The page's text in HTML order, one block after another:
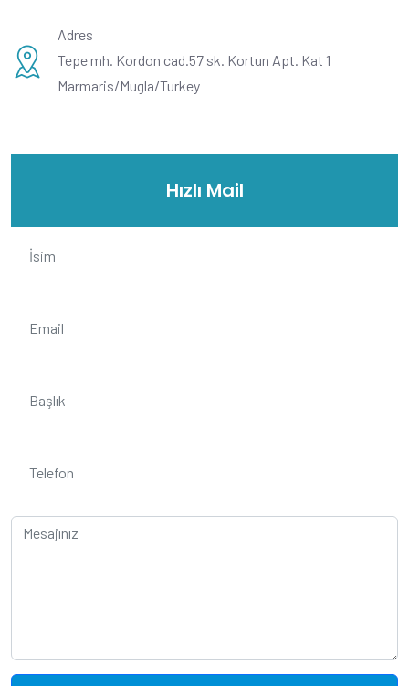
Adres
Tepe mh. Kordon cad.57 sk. Kortun Apt. Kat 1
Marmaris/Mugla/Turkey
Hızlı Mail